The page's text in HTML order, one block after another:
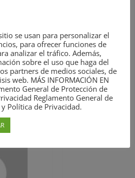
a la
de la
cuyo
mayo
del
de la
se usan para personalizar el
para ofrecer funciones de
analizar el tráfico. Además,
sobre el uso que haga del
partners de medios sociales, de
web. MÁS INFORMACIÓN EN
General de Protección de
Reglamento General de
Política de Privacidad.